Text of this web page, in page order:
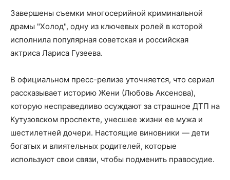
Завершены съемки многосерийной криминальной
драмы "Холод", одну из ключевых ролей в которой
исполнила популярная советская и российская
актриса Лариса Гузеева.
В официальном пресс-релизе уточняется, что сериал
рассказывает историю Жени (Любовь Аксенова),
которую несправедливо осуждают за страшное ДТП на
Кутузовском проспекте, унесшее жизни ее мужа и
шестилетней дочери. Настоящие виновники — дети
богатых и влиятельных родителей, которые
используют свои связи, чтобы подменить правосудие.